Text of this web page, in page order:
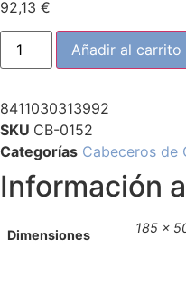
92,13 €
Añadir al carrito
8411030313992
SKU CB-0152
Categorías Cabeceros de
Información
Dimensiones 185 ×